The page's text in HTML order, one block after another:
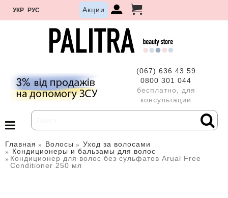
УКР РУС Акции
(067) 636 43 59
0800 301 044
бесплатно, для
консультации
Главная Волосы
Уход за волосами
Кондиционеры и бальзамы для волос
Кондиционер для волос без сульфатов Arual Free
Conditioner 250 мл